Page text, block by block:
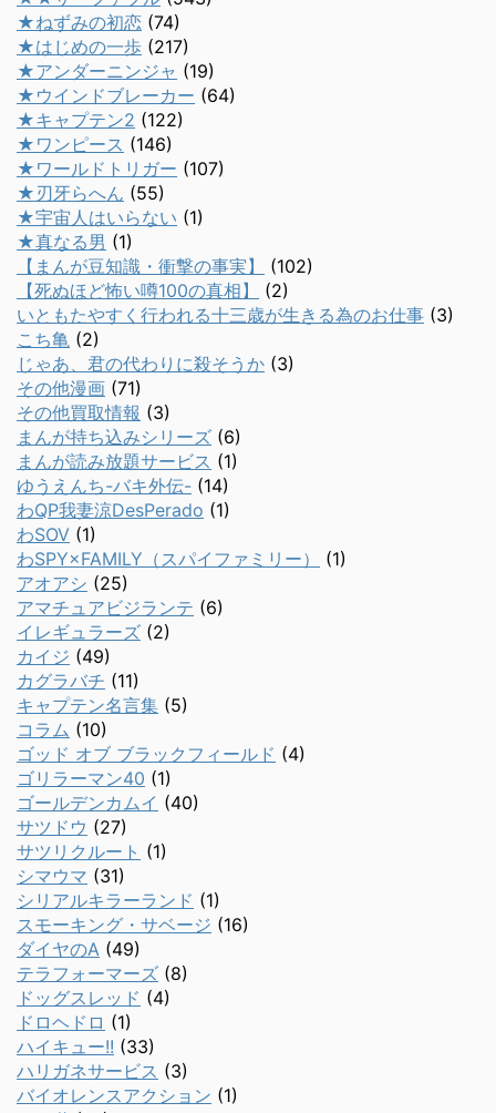
★ねずみの初恋 (74)
★はじめの一歩 (217)
★アンダーニンジャ (19)
★ウインドブレーカー (64)
★キャプテン2 (122)
★ワンピース (146)
★ワールドトリガー (107)
★刃牙らへん (55)
★宇宙人はいらない (1)
★真なる男 (1)
【まんが豆知識・衝撃の事実】
(102)
【死ぬほど怖い噂100の真相】
(2)
いともたやすく行われる十三歳が生きる為のお仕事 (3)
こち亀 (2)
じゃあ、君の代わりに殺そうか (3)
その他漫画 (71)
その他買取情報 (3)
まんが持ち込みシリーズ (6)
まんが読み放題サービス (1)
ゆうえんち-バキ外伝- (14)
わQP我妻涼DesPerado (1)
わSOV (1)
わSPY×FAMILY（スパイファミリー）
(1)
アオアシ (25)
アマチュアビジランテ (6)
イレギュラーズ (2)
カイジ (49)
カグラバチ (11)
キャプテン名言集 (5)
コラム (10)
ゴッド オブ ブラックフィールド (4)
ゴリラーマン40 (1)
ゴールデンカムイ (40)
サツドウ (27)
サツリクルート (1)
シマウマ (31)
シリアルキラーランド (1)
スモーキング・サベージ (16)
ダイヤのA (49)
テラフォーマーズ (8)
ドッグスレッド (4)
ドロヘドロ (1)
ハイキュー!! (33)
ハリガネサービス (3)
バイオレンスアクション (1)